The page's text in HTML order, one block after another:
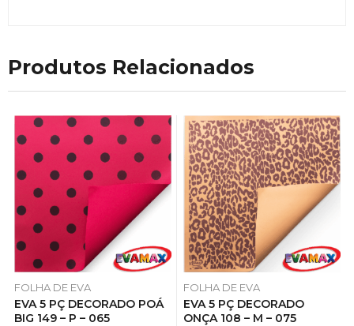
Produtos Relacionados
FOLHA DE EVA
EVA 5 PÇ DECORADO POÁ
BIG 149 – P – 065
FOLHA DE EVA
EVA 5 PÇ DECORADO
ONÇA 108 – M – 075